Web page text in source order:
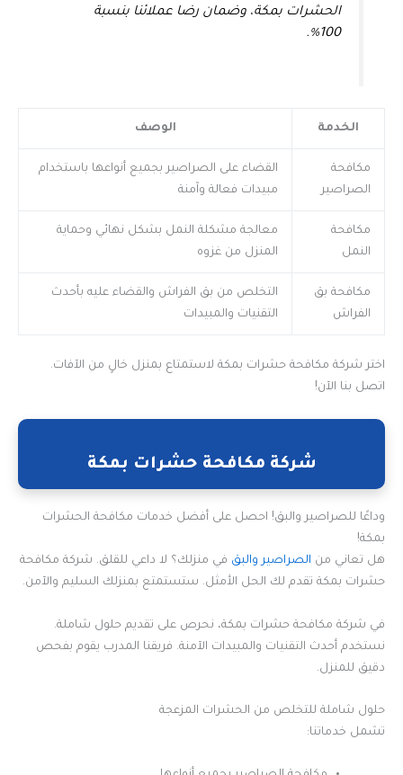
الحشرات بمكة، وضمان رضا عملائنا بنسبة
100%.
الخدمة الوصف
مكافحة
الصراصير
القضاء على الصراصير بجميع أنواعها باستخدام
مبيدات فعالة وآمنة
مكافحة
النمل
معالجة مشكلة النمل بشكل نهائي وحماية
المنزل من غزوه
مكافحة بق
الفراش
التخلص من بق الفراش والقضاء عليه بأحدث
التقنيات والمبيدات
اختر شركة مكافحة حشرات بمكة لاستمتاع بمنزل خالٍ من الآفات.
اتصل بنا الآن!
شركة مكافحة حشرات بمكة
وداعًا للصراصير والبق! احصل على أفضل خدمات مكافحة الحشرات
بمكة!
هل تعاني من الصراصير والبق في منزلك؟ لا داعي للقلق. شركة مكافحة
حشرات بمكة تقدم لك الحل الأمثل. ستستمتع بمنزلك السليم والآمن.
في شركة مكافحة حشرات بمكة، نحرص على تقديم حلول شاملة.
نستخدم أحدث التقنيات والمبيدات الآمنة. فريقنا المدرب يقوم بفحص
دقيق للمنزل.
حلول شاملة للتخلص من الحشرات المزعجة
تشمل خدماتنا: